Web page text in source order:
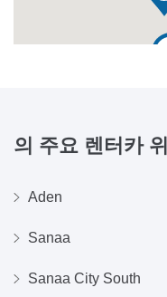
의 주요 렌터카
Aden
Sanaa
Sanaa City South